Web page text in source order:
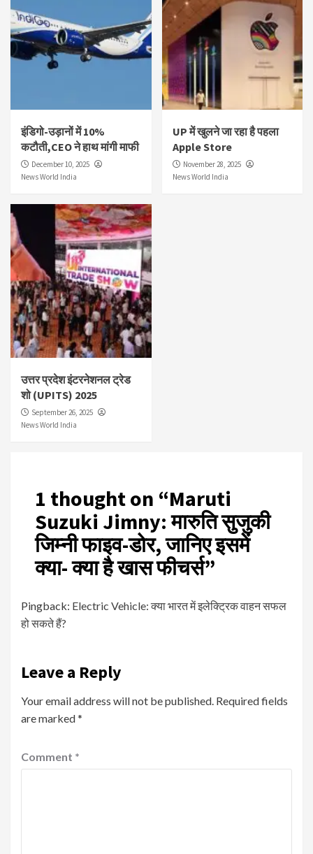
इंडिगो-उड़ानों में 10%
कटौती,CEO ने हाथ मांगी माफी
December 10, 2025
News World India
UP में खुलने जा रहा है पहला
Apple Store
November 28, 2025
News World India
उत्तर प्रदेश इंटरनेशनल ट्रेड
शो (UPITS) 2025
September 26, 2025
News World India
1 thought on “Maruti
Suzuki Jimny: मारुति सुजुकी
जिम्नी फाइव-डोर, जानिए इसमें
क्या- क्या है खास फीचर्स”
Pingback: Electric Vehicle: क्या भारत में इलेक्ट्रिक वाहन सफल
हो सकते हैं?
Leave a Reply
Your email address will not be published. Required fields
are marked*
Comment *